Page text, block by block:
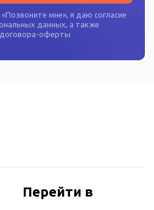
Позвоните мне», я даю согласие
данных, а также
договора-оферты
Перейти в